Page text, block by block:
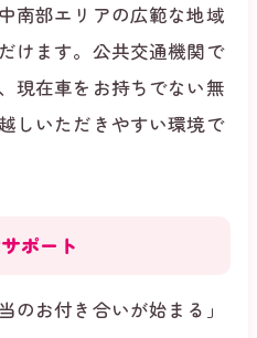
南部エリアの広範な地域
けます。公共交通機関で
現在車をお持ちでない無
しいただきやすい環境で
ポート
のお付き合いが始まる」